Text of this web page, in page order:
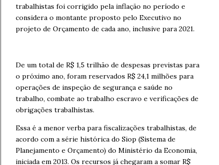
trabalhistas foi corrigido pela inflação no período e
considera o montante proposto pelo Executivo no
projeto de Orçamento de cada ano, inclusive para 2021.
De um total de R$ 1,5 trilhão de despesas previstas para
o próximo ano, foram reservados R$ 24,1 milhões para
operações de inspeção de segurança e saúde no
trabalho, combate ao trabalho escravo e verificações de
obrigações trabalhistas.
Essa é a menor verba para fiscalizações trabalhistas, de
acordo com a série histórica do Siop (Sistema de
Planejamento e Orçamento) do Ministério da Economia,
iniciada em 2013. Os recursos já chegaram a somar R$